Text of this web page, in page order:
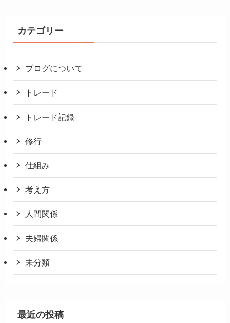
カテゴリー
ブログについて
トレード
トレード記録
修行
仕組み
考え方
人間関係
夫婦関係
未分類
最近の投稿